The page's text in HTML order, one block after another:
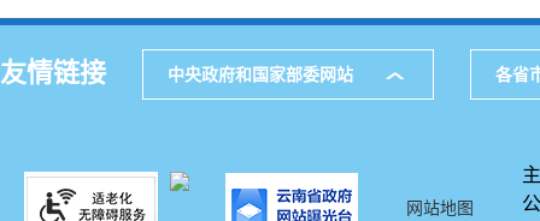
友情链接 中央政府和国家部委网站 各省
网站地图